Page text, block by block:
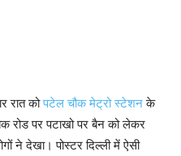
रात कोपटेल चौक मेट्रो स्टेशनके
पर पटाखो पर बैन को लेकर
ने देखा। पोस्टर दिल्ली में ऐसी